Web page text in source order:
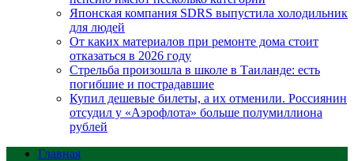
Японская компания SDRS выпустила холодильник
для людей
От каких материалов при ремонте дома стоит
отказаться в 2026 году
Стрельба произошла в школе в Таиланде: есть
погибшие и пострадавшие
Купил дешевые билеты, а их отменили. Россиянин
отсудил у «Аэрофлота» больше полумиллиона
рублей
Главная